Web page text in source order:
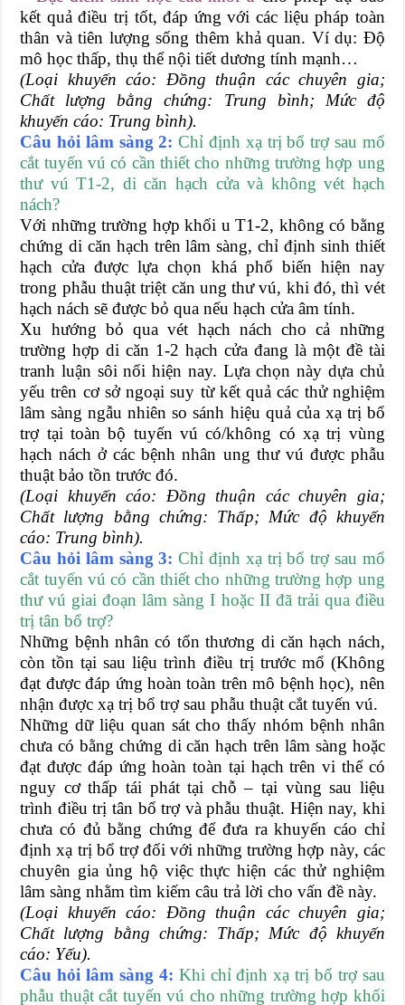
kết quả điều trị tốt, đáp ứng với các liệu pháp toàn
thân và tiên lượng sống thêm khả quan. Ví dụ: Độ
mô học thấp, thụ thể nội tiết dương tính mạnh…
(Loại khuyến cáo: Đồng thuận các chuyên gia;
Chất lượng bằng chứng: Trung bình; Mức độ
khuyến cáo: Trung bình).
Câu hỏi lâm sàng 2: Chỉ định xạ trị bổ trợ sau mổ
cắt tuyến vú có cần thiết cho những trường hợp ung
thư vú T1-2, di căn hạch cửa và không vét hạch
nách?
Với những trường hợp khối u T1-2, không có bằng
chứng di căn hạch trên lâm sàng, chỉ định sinh thiết
hạch cửa được lựa chọn khá phổ biến hiện nay
trong phẫu thuật triệt căn ung thư vú, khi đó, thì vét
hạch nách sẽ được bỏ qua nếu hạch cửa âm tính.
Xu hướng bỏ qua vét hạch nách cho cả những
trường hợp di căn 1-2 hạch cửa đang là một đề tài
tranh luận sôi nổi hiện nay. Lựa chọn này dựa chủ
yếu trên cơ sở ngoại suy từ kết quả các thử nghiệm
lâm sàng ngẫu nhiên so sánh hiệu quả của xạ trị bổ
trợ tại toàn bộ tuyến vú có/không có xạ trị vùng
hạch nách ở các bệnh nhân ung thư vú được phẫu
thuật bảo tồn trước đó.
(Loại khuyến cáo: Đồng thuận các chuyên gia;
Chất lượng bằng chứng: Thấp; Mức độ khuyến
cáo: Trung bình).
Câu hỏi lâm sàng 3: Chỉ định xạ trị bổ trợ sau mổ
cắt tuyến vú có cần thiết cho những trường hợp ung
thư vú giai đoạn lâm sàng I hoặc II đã trải qua điều
trị tân bổ trợ?
Những bệnh nhân có tổn thương di căn hạch nách,
còn tồn tại sau liệu trình điều trị trước mổ (Không
đạt được đáp ứng hoàn toàn trên mô bệnh học), nên
nhận được xạ trị bổ trợ sau phẫu thuật cắt tuyến vú.
Những dữ liệu quan sát cho thấy nhóm bệnh nhân
chưa có bằng chứng di căn hạch trên lâm sàng hoặc
đạt được đáp ứng hoàn toàn tại hạch trên vi thể có
nguy cơ thấp tái phát tại chỗ – tại vùng sau liệu
trình điều trị tân bổ trợ và phẫu thuật. Hiện nay, khi
chưa có đủ bằng chứng để đưa ra khuyến cáo chỉ
định xạ trị bổ trợ đối với những trường hợp này, các
chuyên gia ủng hộ việc thực hiện các thử nghiệm
lâm sàng nhằm tìm kiếm câu trả lời cho vấn đề này.
(Loại khuyến cáo: Đồng thuận các chuyên gia;
Chất lượng bằng chứng: Thấp; Mức độ khuyến
cáo: Yếu).
Câu hỏi lâm sàng 4: Khi chỉ định xạ trị bổ trợ sau
phẫu thuật cắt tuyến vú cho những trường hợp khối